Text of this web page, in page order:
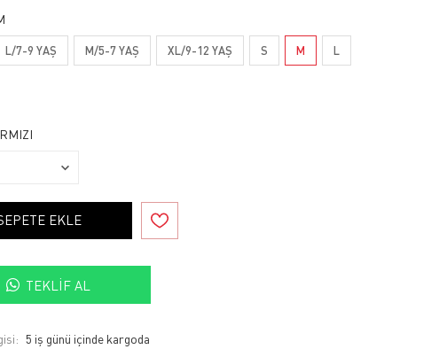
L/7-9 YAŞ M/5-7 YAŞ XL/9-12 YAŞ S M L
EKLE
TEKLIF AL
5 iş günü içinde kargoda